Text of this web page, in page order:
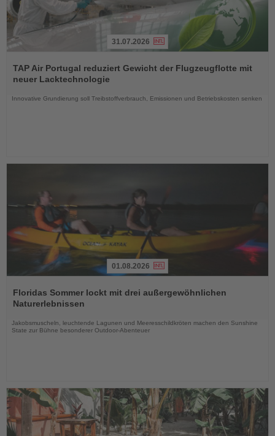
Sie
die
31.07.2026
TAP Air Portugal reduziert Gewicht der Flugzeugflotte mit
neuer Lacktechnologie
Innovative Grundierung soll Treibstoffverbrauch, Emissionen und Betriebskosten senken
Sie
die
01.08.2026
Floridas Sommer lockt mit drei außergewöhnlichen
Naturerlebnissen
Jakobsmuscheln, leuchtende Lagunen und Meeresschildkröten machen den Sunshine
State zur Bühne besonderer Outdoor-Abenteuer